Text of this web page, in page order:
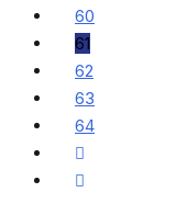
60
61
62
63
64